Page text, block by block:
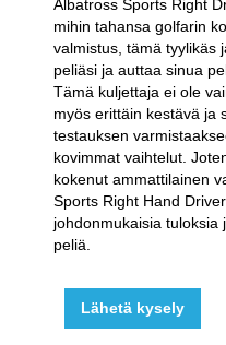
Albatross Sports Right
mihin tahansa golfarin
valmistus, tämä tyylikäs
peliäsi ja auttaa sinua
Tämä kuljettaja ei ole
myös erittäin kestävä ja
testauksen
kovimmat vaihtelut.
kokenut ammattilainen
Sports Right Hand
johdonmukaisia ​​tuloksia
peliä.
Lähetä kysely